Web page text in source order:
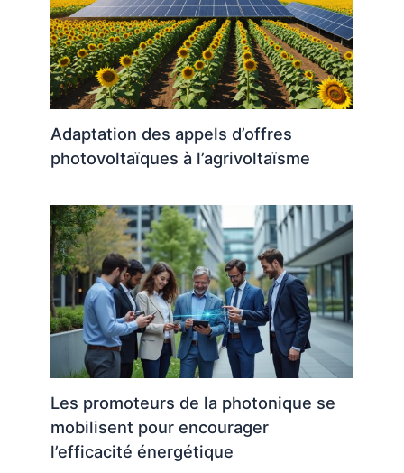
Adaptation des appels d’offres
photovoltaïques à l’agrivoltaïsme
Les promoteurs de la photonique se
mobilisent pour encourager
l’efficacité énergétique